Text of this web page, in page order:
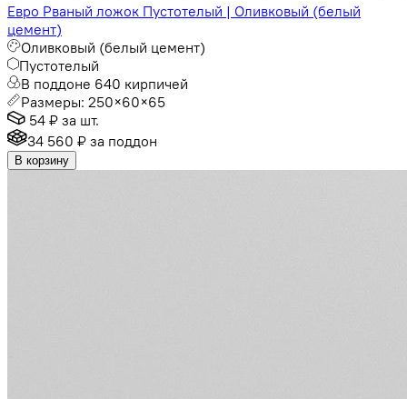
Евро Рваный ложок Пустотелый | Оливковый (белый
цемент)
Оливковый (белый цемент)
Пустотелый
В поддоне 640 кирпичей
Размеры: 250×60×65
54 ₽ за шт.
34 560 ₽ за поддон
В корзину